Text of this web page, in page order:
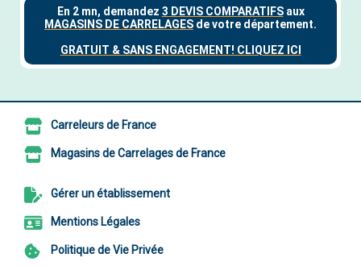
Carreleurs de France
Magasins de Carrelages de France
Gérer un établissement
Mentions Légales
Politique de Vie Privée